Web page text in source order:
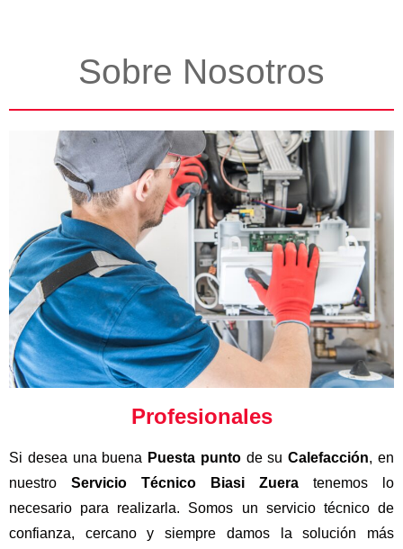
Sobre Nosotros
Profesionales
Si desea una buena Puesta puntode suCalefacción, en
nuestro Servicio Técnico Biasi Zuera tenemos lo
necesario para realizarla. Somos un servicio técnico de
confianza, cercano y siempre damos la solución más